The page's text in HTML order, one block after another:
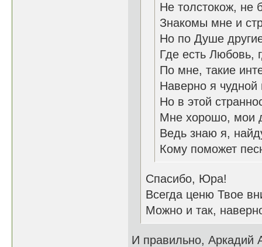
Не толстокож, не
Знакомы мне и
Но по Душе
Где есть Любовь,
По мне, такие
Наверно я чудной
Но в этой
Мне хорошо, мои
Ведь знаю я,
Кому поможет
Спасибо, Юра!
Всегда ценю Твое
Можно и так,
И правильно,